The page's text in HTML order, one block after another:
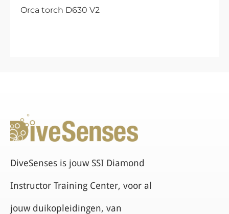
Orca torch D630 V2
DiveSenses is jouw SSI Diamond
Instructor Training Center, voor al
jouw duikopleidingen, van